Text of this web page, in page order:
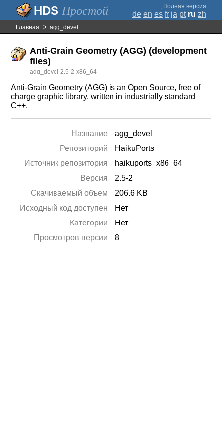
Простой ; Полная версия
de en es fr ja pt ru zh
Главная agg_devel
Anti-Grain Geometry (AGG) (development
files)
agg_devel-2.5-2-x86_64
Anti-Grain Geometry (AGG) is an Open Source, free of
charge graphic library, written in industrially standard
C++.
Название
agg_devel
Репозиторий
HaikuPorts
Источник репозитория
haikuports_x86_64
Версия
2.5-2
Скачиваемый объем
206.6 KB
Исходный код доступен
Нет
Категории
Нет
Просмотров версии
8